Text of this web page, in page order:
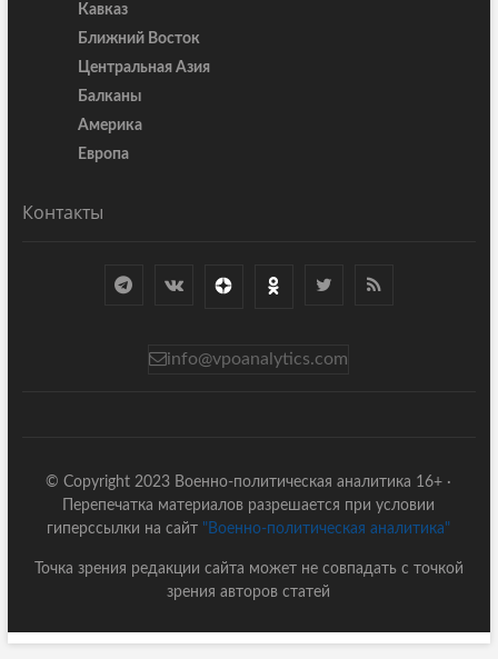
Кавказ
Ближний Восток
Центральная Азия
Балканы
Америка
Европа
Контакты
info@vpoanalytics.com
© Copyright 2023 Военно-политическая аналитика 16+ ·
Перепечатка материалов разрешается при условии
гиперссылки на сайт "Военно-политическая аналитика"
Точка зрения редакции сайта может не совпадать с точкой
зрения авторов статей